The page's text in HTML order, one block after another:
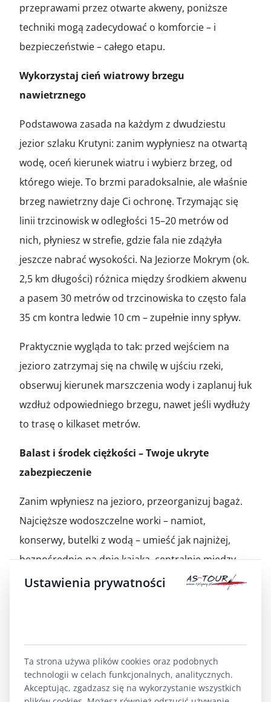
przeprawami przez otwarte akweny, poniższe
techniki mogą zadecydować o komforcie – i
bezpieczeństwie – całego etapu.
Wykorzystaj cień wiatrowy brzegu
nawietrznego
Podstawowa zasada na każdym z dwudziestu
jezior szlaku Krutyni: zanim wypłyniesz na otwartą
wodę, oceń kierunek wiatru i wybierz brzeg, od
którego wieje. To brzmi paradoksalnie, ale właśnie
brzeg nawietrzny daje Ci ochronę. Trzymając się
linii trzcinowisk w odległości 15–20 metrów od
nich, płyniesz w strefie, gdzie fala nie zdążyła
jeszcze nabrać wysokości. Na Jeziorze Mokrym (ok.
2,5 km długości) różnica między środkiem akwenu
a pasem 30 metrów od trzcinowiska to często fala
35 cm kontra ledwie 10 cm – zupełnie inny spływ.
Praktycznie wygląda to tak: przed wejściem na
jezioro zatrzymaj się na chwilę w ujściu rzeki,
obserwuj kierunek marszczenia wody i zaplanuj łuk
wzdłuż odpowiedniego brzegu, nawet jeśli wydłuży
to trasę o kilkaset metrów.
Balast i środek ciężkości – Twoje ukryte
zabezpieczenie
Zanim wpłyniesz na jezioro, przeorganizuj bagaż.
Najcięższe wodoszczelne worki – namiot,
konserwy, butelki z wodą – umieść jak najniżej,
bezpośrednio na dnie kajaka, centralnie między
siedziskami. Unikaj upychania ciężkich rzeczy w
zupełnie inaczej niż ten sam model z plecakiem
wepchniętym byle jak pod pokład – kontrowanie
staje się łagodne i przewidywalne zamiast
Ustawienia prywatności
Ta strona używa plików cookies oraz podobnych
technologii w celach funkcjonalnych, analitycznych.
Akceptując, zgadzasz się na wykorzystanie wszystkich